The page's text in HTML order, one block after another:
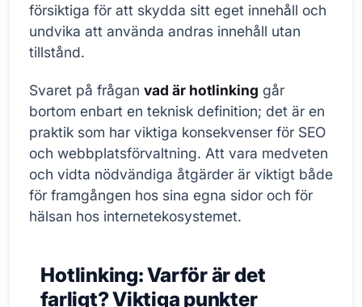
försiktiga för att skydda sitt eget innehåll och
undvika att använda andras innehåll utan
tillstånd.
Svaret på frågan vad är hotlinking går
bortom enbart en teknisk definition; det är en
praktik som har viktiga konsekvenser för SEO
och webbplatsförvaltning. Att vara medveten
och vidta nödvändiga åtgärder är viktigt både
för framgången hos sina egna sidor och för
hälsan hos internetekosystemet.
Hotlinking: Varför är det
farligt? Viktiga punkter